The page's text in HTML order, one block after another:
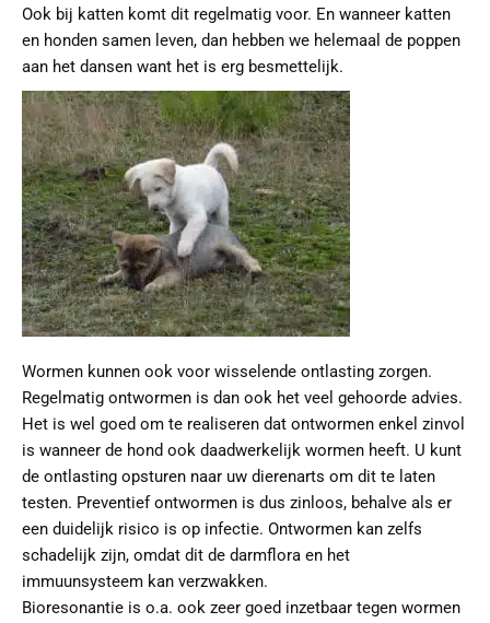
Ook bij katten komt dit regelmatig voor. En wanneer katten
en honden samen leven, dan hebben we helemaal de poppen
aan het dansen want het is erg besmettelijk.
Wormen kunnen ook voor wisselende ontlasting zorgen.
Regelmatig ontwormen is dan ook het veel gehoorde advies.
Het is wel goed om te realiseren dat ontwormen enkel zinvol
is wanneer de hond ook daadwerkelijk wormen heeft. U kunt
de ontlasting opsturen naar uw dierenarts om dit te laten
testen. Preventief ontwormen is dus zinloos, behalve als er
een duidelijk risico is op infectie. Ontwormen kan zelfs
schadelijk zijn, omdat dit de darmflora en het
immuunsysteem kan verzwakken.
Bioresonantie is o.a. ook zeer goed inzetbaar tegen wormen